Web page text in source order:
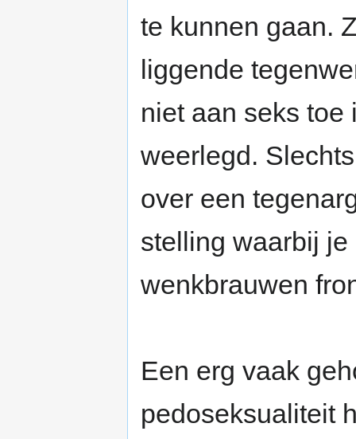
te kunnen gaan.
liggende
niet aan seks toe
weerlegd.
over een
stelling waarbij
wenkbrauwen
Een erg vaak
pedoseksualiteit